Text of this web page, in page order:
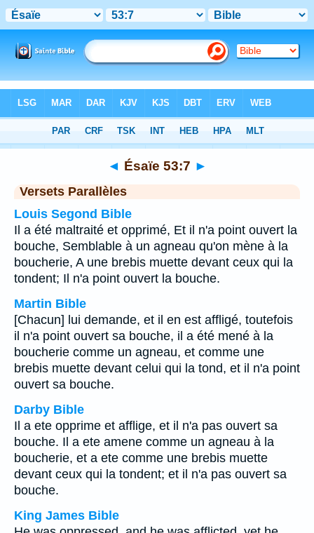
Chapitre 53> Verset 7
◄ Ésaïe 53:7 ►
Versets Parallèles
Louis Segond Bible
Il a été maltraité et opprimé, Et il n'a point ouvert la
bouche, Semblable à un agneau qu'on mène à la
boucherie, A une brebis muette devant ceux qui la
tondent; Il n'a point ouvert la bouche.
Martin Bible
[Chacun] lui demande, et il en est affligé, toutefois
il n'a point ouvert sa bouche, il a été mené à la
boucherie comme un agneau, et comme une
brebis muette devant celui qui la tond, et il n'a point
ouvert sa bouche.
Darby Bible
Il a ete opprime et afflige, et il n'a pas ouvert sa
bouche. Il a ete amene comme un agneau à la
boucherie, et a ete comme une brebis muette
devant ceux qui la tondent; et il n'a pas ouvert sa
bouche.
King James Bible